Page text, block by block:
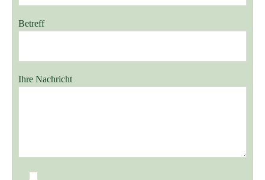
Betreff
Ihre Nachricht